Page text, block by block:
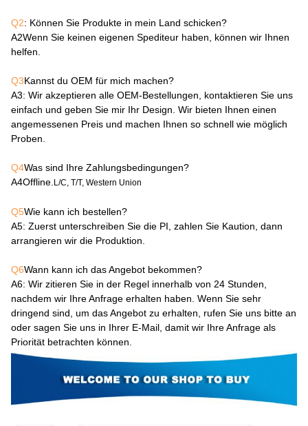
Q2: Können Sie Produkte in mein Land schicken?
A2Wenn Sie keinen eigenen Spediteur haben, können wir Ihnen
helfen.
Q3Kannst du OEM für mich machen?
A3: Wir akzeptieren alle OEM-Bestellungen, kontaktieren Sie uns
einfach und geben Sie mir Ihr Design. Wir bieten Ihnen einen
angemessenen Preis und machen Ihnen so schnell wie möglich
Proben.
Q4Was sind Ihre Zahlungsbedingungen?
A4Offline. L/C, T/T, Western Union
Q5Wie kann ich bestellen?
A5: Zuerst unterschreiben Sie die PI, zahlen Sie Kaution, dann
arrangieren wir die Produktion.
Q6Wann kann ich das Angebot bekommen?
A6: Wir zitieren Sie in der Regel innerhalb von 24 Stunden,
nachdem wir Ihre Anfrage erhalten haben. Wenn Sie sehr
dringend sind, um das Angebot zu erhalten, rufen Sie uns bitte an
oder sagen Sie uns in Ihrer E-Mail, damit wir Ihre Anfrage als
Priorität betrachten können.